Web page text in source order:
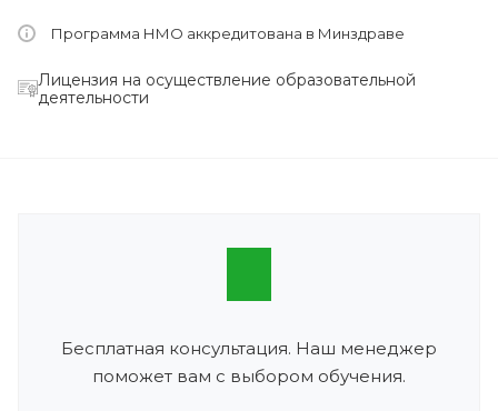
Программа НМО аккредитована в Минздраве
Лицензия на осуществление образовательной
деятельности
Бесплатная консультация. Наш менеджер
поможет вам с выбором обучения.